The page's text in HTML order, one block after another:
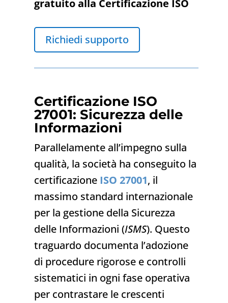
gratuito alla Certificazione ISO
Richiedi supporto
Certificazione ISO
27001: Sicurezza delle
Informazioni
Parallelamente all’impegno sulla
qualità, la società ha conseguito la
certificazione ISO 27001, il
massimo standard internazionale
per la gestione della Sicurezza
delle Informazioni (ISMS). Questo
traguardo documenta l’adozione
di procedure rigorose e controlli
sistematici in ogni fase operativa
per contrastare le crescenti